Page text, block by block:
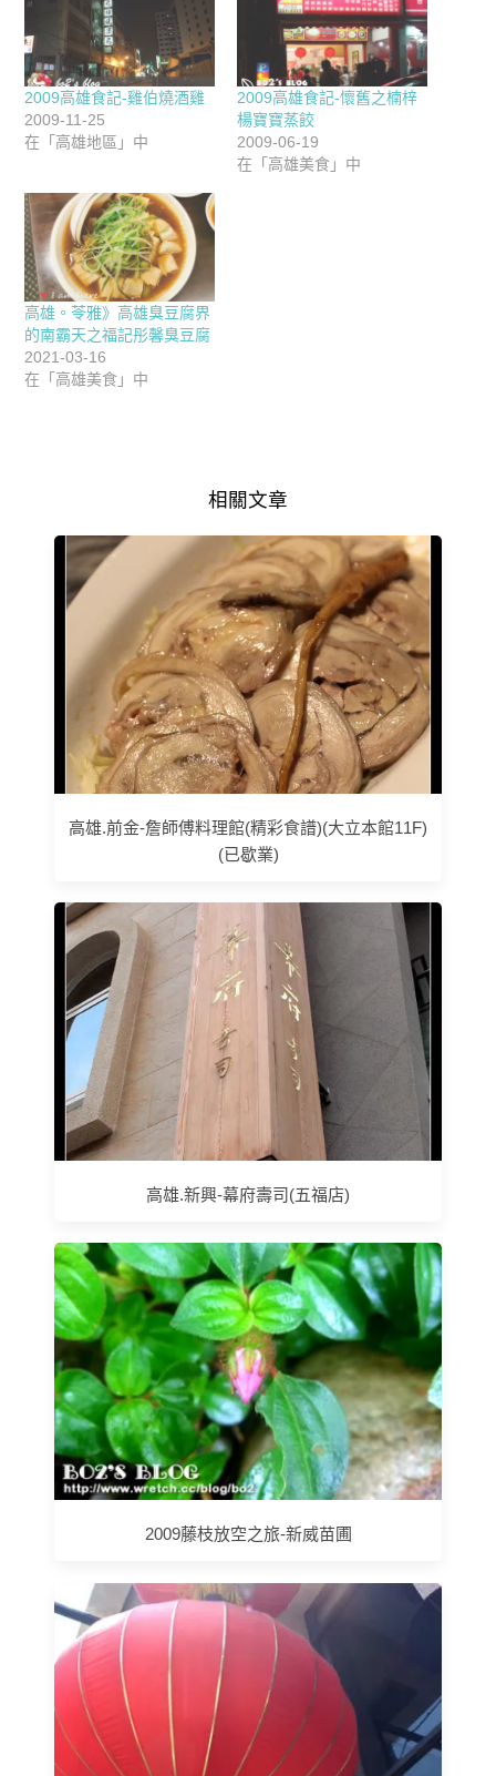
2009高雄食記-雞伯燒酒雞
2009-11-25
在「高雄地區」中
2009高雄食記-懷舊之楠梓
楊寶寶蒸餃
2009-06-19
在「高雄美食」中
高雄。苓雅》高雄臭豆腐界
的南霸天之福記彤馨臭豆腐
2021-03-16
在「高雄美食」中
相關文章
高雄.前金-詹師傅料理館(精彩食譜)(大立本館11F)
(已歇業)
高雄.新興-幕府壽司(五福店)
2009藤枝放空之旅-新威苗圃